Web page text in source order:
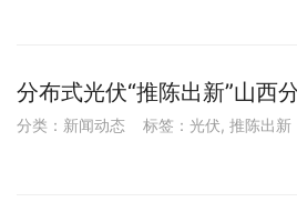
分布式光伏“推陈出新”山西
分类： 新闻动态 标签： 光伏, 推陈出新